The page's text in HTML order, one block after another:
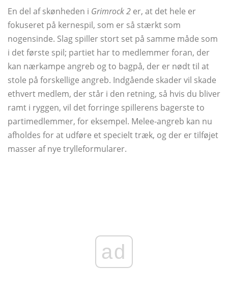
En del af skønheden i Grimrock 2 er, at det hele er
fokuseret på kernespil, som er så stærkt som
nogensinde. Slag spiller stort set på samme måde som
i det første spil; partiet har to medlemmer foran, der
kan nærkampe angreb og to bagpå, der er nødt til at
stole på forskellige angreb. Indgående skader vil skade
ethvert medlem, der står i den retning, så hvis du bliver
ramt i ryggen, vil det forringe spillerens bagerste to
partimedlemmer, for eksempel. Melee-angreb kan nu
afholdes for at udføre et specielt træk, og der er tilføjet
masser af nye trylleformularer.
ad